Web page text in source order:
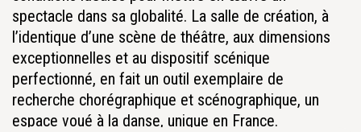
spectacle dans sa globalité. La salle de création, à
l’identique d’une scène de théâtre, aux dimensions
exceptionnelles et au dispositif scénique
perfectionné, en fait un outil exemplaire de
recherche chorégraphique et scénographique, un
espace voué à la danse, unique en France.